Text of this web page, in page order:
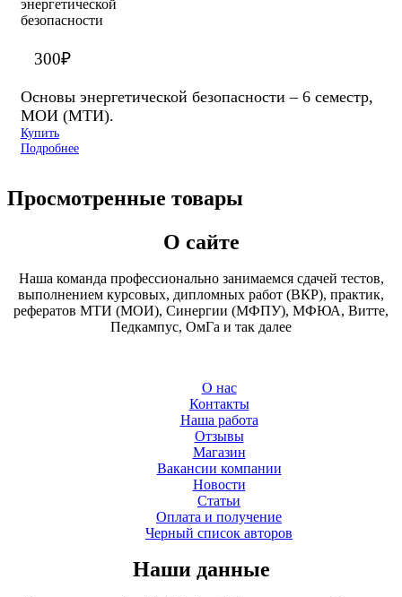
300₽
Основы энергетической безопасности – 6 семестр,
МОИ (МТИ).
Купить
Подробнее
Просмотренные товары
О сайте
Наша команда профессионально занимаемся сдачей тестов,
выполнением курсовых, дипломных работ (ВКР), практик,
рефератов МТИ (МОИ), Синергии (МФПУ), МФЮА, Витте,
Педкампус, ОмГа и так далее
О нас
Контакты
Наша работа
Отзывы
Магазин
Вакансии компании
Новости
Статьи
Оплата и получение
Черный список авторов
Наши данные